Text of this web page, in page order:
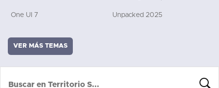
One UI 7 Unpacked 2025
VER MÁS TEMAS